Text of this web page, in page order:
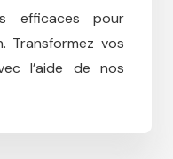
efficaces pour
Transformez vos
l’aide de nos